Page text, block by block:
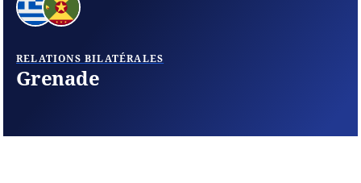
RELATIONS BILATÉRALES
Grenade